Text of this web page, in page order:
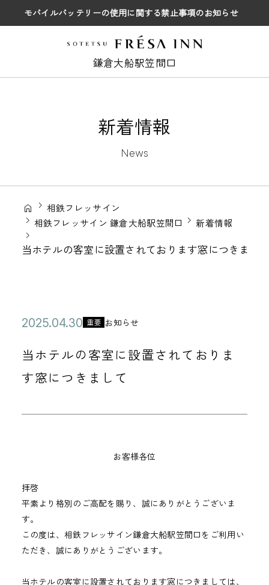
モバイルバッテリーの使用に関する禁止事項のお知らせ
鎌倉大船駅笠間口
新着情報
News
相鉄フレッサイン
相鉄フレッサイン 鎌倉大船駅笠間口
新着情報
当ホテルの客室に設置されております窓につきまし
当ホテルの客室に設置されておりま
す窓につきまして
公
日
2
2
5
日
カ
テ
ゴ
リ
重要 お知らせ
お客様各位
拝啓
平素より格別のご高配を賜り、誠にありがとうございま
す。
この度は、相鉄フレッサイン鎌倉大船駅笠間口をご利用い
ただき、誠にありがとうございます。
当ホテルの客室に設置されております窓につきましては、